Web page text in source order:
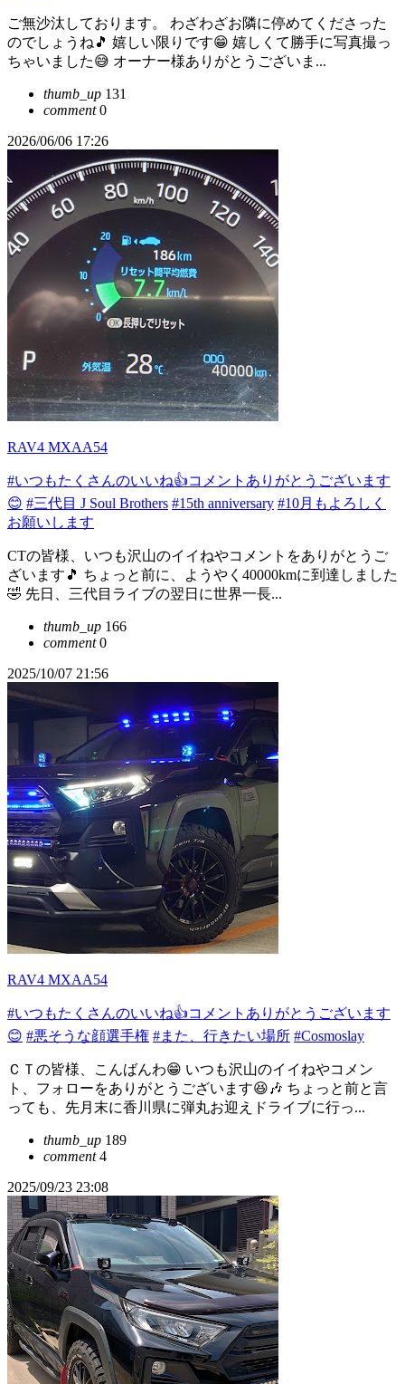
ご無沙汰しております。 わざわざお隣に停めてくださった
のでしょうね🎵 嬉しい限りです😁 嬉しくて勝手に写真撮っ
ちゃいました😅 オーナー様ありがとうございま...
thumb_up 131
comment0
2026/06/06 17:26
RAV4 MXAA54
#いつもたくさんのいいね👍コメントありがとうございます
😊 #三代目 J Soul Brothers #15th anniversary #10月もよろしく
お願いします
CTの皆様、いつも沢山のイイねやコメントをありがとうご
ざいます🎵 ちょっと前に、ようやく40000kmに到達しました
🤣 先日、三代目ライブの翌日に世界一長...
thumb_up 166
comment0
2025/10/07 21:56
RAV4 MXAA54
#いつもたくさんのいいね👍コメントありがとうございます
😊 #悪そうな顔選手権 #また、行きたい場所 #Cosmoslay
ＣＴの皆様、こんばんわ😁 いつも沢山のイイねやコメン
ト、フォローをありがとうございます😆🎶 ちょっと前と言
っても、先月末に香川県に弾丸お迎えドライブに行っ...
thumb_up 189
comment4
2025/09/23 23:08